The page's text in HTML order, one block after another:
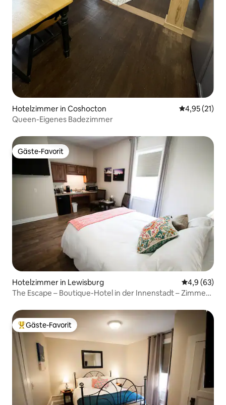
Hotelzimmer in Coshocton
4,95 (21)
Queen-Eigenes Badezimmer
Gäste-Favorit
Gäste-Favorit
Hotelzimmer in Lewisburg
4,9 (63)
The Escape – Boutique-Hotel in der Innenstadt – Zimmer
Beliebter Gäste-Favorit.
Gäste-Favorit